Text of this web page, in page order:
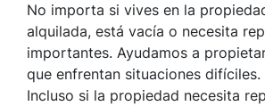
No importa si vives en la
alquilada, está vacía o necesita
importantes. Ayudamos a
que enfrentan situaciones difíciles.
Incluso si la propiedad necesita